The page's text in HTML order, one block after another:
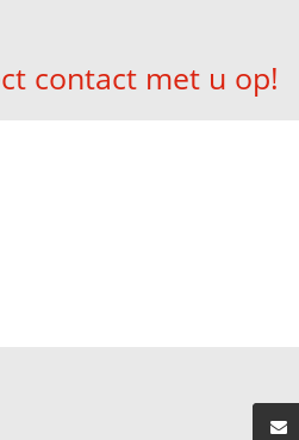
contact met u op!